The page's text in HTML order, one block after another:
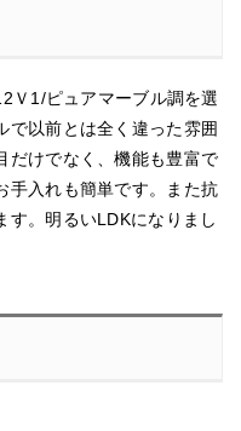
Ｖ1/ピュアマーブル調を選
で以前とは全く違った雰囲
だけでなく、機能も豊富で
手入れも簡単です。また抗
す。明るいLDKになりまし